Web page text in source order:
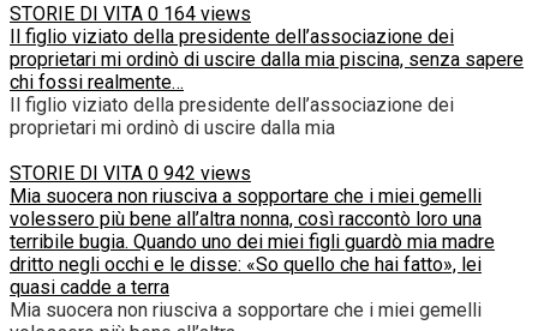
STORIE DI VITA 0 164 views
Il figlio viziato della presidente dell’associazione dei
proprietari mi ordinò di uscire dalla mia piscina, senza sapere
chi fossi realmente…
Il figlio viziato della presidente dell’associazione dei
proprietari mi ordinò di uscire dalla mia
STORIE DI VITA 0 942 views
Mia suocera non riusciva a sopportare che i miei gemelli
volessero più bene all’altra nonna, così raccontò loro una
terribile bugia. Quando uno dei miei figli guardò mia madre
dritto negli occhi e le disse: «So quello che hai fatto», lei
quasi cadde a terra
Mia suocera non riusciva a sopportare che i miei gemelli